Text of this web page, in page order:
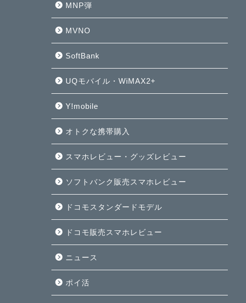
MNP弾
MVNO
SoftBank
UQモバイル・WiMAX2+
Y!mobile
オトクな携帯購入
スマホレビュー・グッズレビュー
ソフトバンク販売スマホレビュー
ドコモスタンダードモデル
ドコモ販売スマホレビュー
ニュース
ポイ活